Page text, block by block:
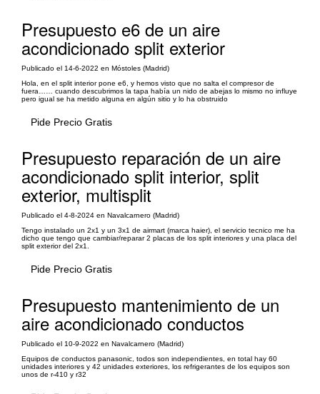
Presupuesto e6 de un aire
acondicionado split exterior
Publicado el 14-6-2022 en Móstoles (Madrid)
Hola, en el split interior pone e6, y hemos visto que no salta el compresor de
fuera…… cuando descubrimos la tapa había un nido de abejas lo mismo no influye
pero igual se ha metido alguna en algún sitio y lo ha obstruido
Pide Precio Gratis
Presupuesto reparación de un aire
acondicionado split interior, split
exterior, multisplit
Publicado el 4-8-2024 en Navalcarnero (Madrid)
Tengo instalado un 2x1 y un 3x1 de airmart (marca haier), el servicio tecnico me ha
dicho que tengo que cambiar/reparar 2 placas de los split interiores y una placa del
split exterior del 2x1.
Pide Precio Gratis
Presupuesto mantenimiento de un
aire acondicionado conductos
Publicado el 10-9-2022 en Navalcarnero (Madrid)
Equipos de conductos panasonic, todos son independientes, en total hay 60
unidades interiores y 42 unidades exteriores, los refrigerantes de los equipos son
unos de r-410 y r32